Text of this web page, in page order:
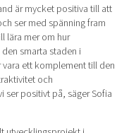
är mycket positiva till att
ser med spänning fram
lära mer om hur
smarta staden i
ett komplement till den
och
ser positivt på, säger Sofia